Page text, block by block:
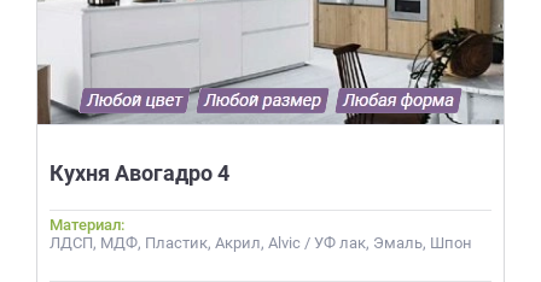
Кухня Авогадро 4
Материал:
ЛДСП, МДФ, Пластик, Акрил, Alvic / УФ лак, Эмаль, Шпон